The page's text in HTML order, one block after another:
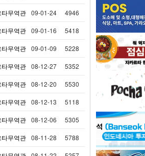
타무역관 09-01-24 4946
타무역관 09-01-16 5418
타무역관 09-01-09 5228
타무역관 08-12-27 5352
타무역관 08-12-20 5530
타무역관 08-12-13 5118
타무역관 08-12-06 5305
타무역관 08-11-28 5788